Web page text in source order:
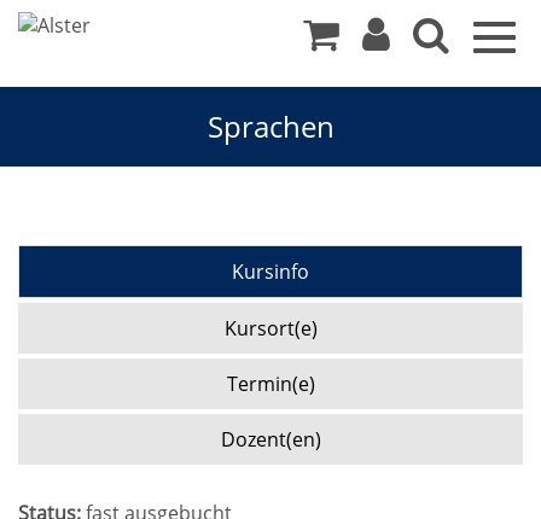
Sprachen
Kursinfo
Kursort(e)
Termin(e)
Dozent(en)
Status:fast ausgebucht